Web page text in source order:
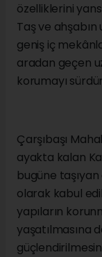
özelliklerini
Taş ve ahşabın
geniş iç
aradan geçen
korumayı
Çarşıbaşı
ayakta kalan
bugüne
olarak kabul
yapıların
yaşatılmasına